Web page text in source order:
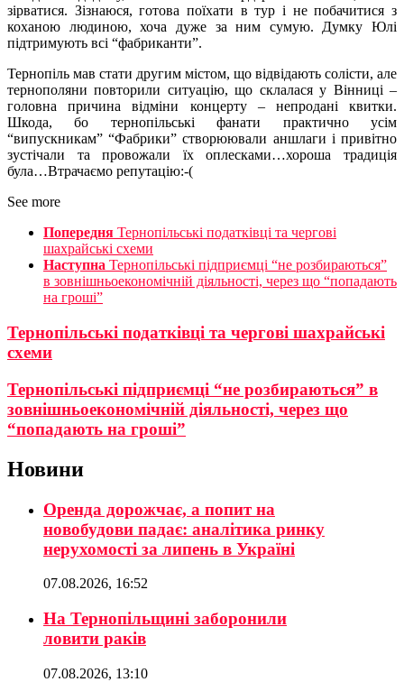
зірватися. Зізнаюся, готова поїхати в тур і не побачитися з
коханою людиною, хоча дуже за ним сумую. Думку Юлі
підтримують всі “фабриканти”.
Тернопіль мав стати другим містом, що відвідають солісти, але
тернополяни повторили ситуацію, що склалася у Вінниці –
головна причина відміни концерту – непродані квитки.
Шкода, бо тернопільські фанати практично усім
“випускникам” “Фабрики” створюювали аншлаги і привітно
зустічали та провожали їх оплесками…хороша традиція
була…Втрачаємо репутацію:-(
See more
Попередня Тернопільські податківці та чергові
шахрайські схеми
Наступна Тернопільські підприємці “не розбираються”
в зовнішньоекономічній діяльності, через що “попадають
на гроші”
Тернопільські податківці та чергові шахрайські
схеми
Тернопільські підприємці “не розбираються” в
зовнішньоекономічній діяльності, через що
“попадають на гроші”
Новини
Оренда дорожчає, а попит на
новобудови падає: аналітика ринку
нерухомості за липень в Україні
07.08.2026, 16:52
На Тернопільщині заборонили
ловити раків
07.08.2026, 13:10